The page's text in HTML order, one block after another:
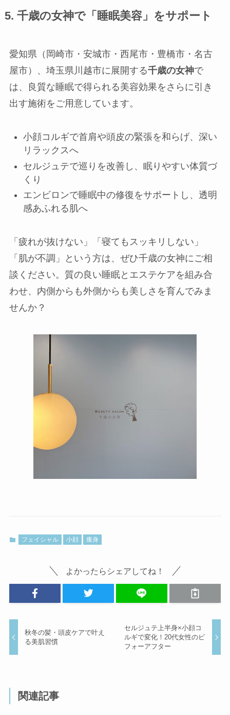
5. 千歳の女神で「睡眠美容」をサポート
愛知県（岡崎市・安城市・西尾市・豊橋市・名古
屋市）、埼玉県川越市に展開する千歳の女神で
は、良質な睡眠で得られる美容効果をさらに引き
出す施術をご用意しています。
小顔コルギで首肩や頭皮の緊張を和らげ、深い
リラックスへ
セルジュテで巡りを改善し、眠りやすい体質づ
くり
エンビロンで睡眠中の修復をサポートし、透明
感あふれる肌へ
「疲れが抜けない」「寝てもスッキリしない」
「肌が不調」という方は、ぜひ千歳の女神にご相
談ください。質の良い睡眠とエステケアを組み合
わせ、内側からも外側からも美しさを育んでみま
せんか？
フェイシャル 小顔 痩身
よかったらシェアしてね！
秋冬の髪・頭皮ケアで叶え
る美肌習慣
セルジュテ上半身×小顔コ
ルギで変化！20代女性のビ
フォーアフター
関連記事